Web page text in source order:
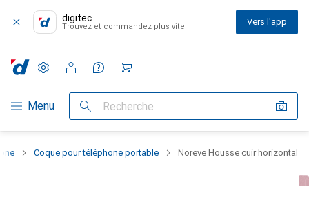
digitec
Trouvez et commandez plus vite Vers l'app
Navigation par catégorie
Menu Recherche
Paramètres
Compte client
Listes de comparaison
Listes d'envies
Panier
Coque pour téléphone portable Noreve Housse cuir horizontal